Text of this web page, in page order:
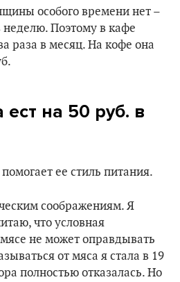
особого времени нет –
неделю. Поэтому в кафе
раза в месяц. На кофе она
на 50 руб. в
ее стиль питания.
соображениям. Я
что условная
не может оправдывать
от мяса я стала в 19
полностью отказалась. Но